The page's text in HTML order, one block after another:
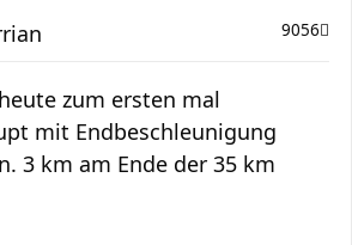
9056
zum ersten mal
mit Endbeschleunigung
3 km am Ende der 35 km